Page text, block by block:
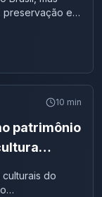
preservação e
10 min
patrimônio
do